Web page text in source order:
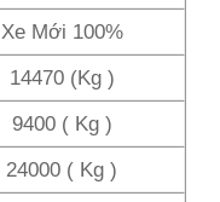
Xe Mới 100%
14470 (Kg )
9400 ( Kg )
24000 ( Kg )